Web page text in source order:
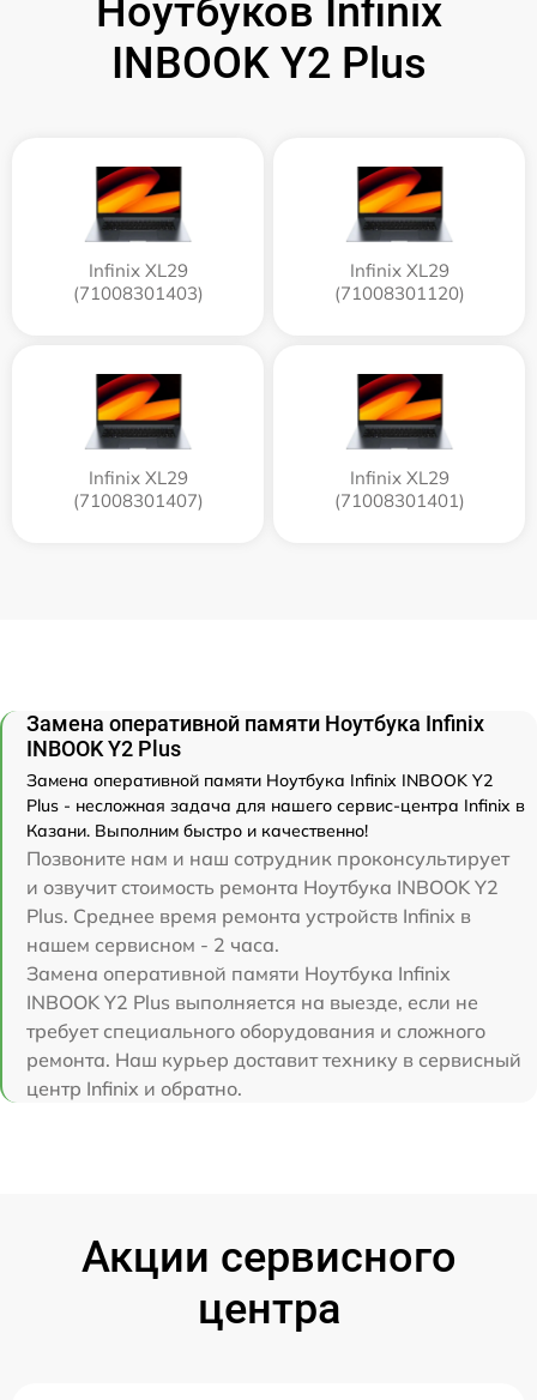
Ноутбуков Infinix
INBOOK Y2 Plus
Infinix XL29
(71008301403)
Infinix XL29
(71008301120)
Infinix XL29
(71008301407)
Infinix XL29
(71008301401)
Замена оперативной памяти Ноутбука Infinix
INBOOK Y2 Plus
Замена оперативной памяти Ноутбука Infinix INBOOK Y2
Plus - несложная задача для нашего сервис-центра Infinix в
Казани. Выполним быстро и качественно!
Позвоните нам и наш сотрудник проконсультирует
и озвучит стоимость ремонта Ноутбука INBOOK Y2
Plus. Среднее время ремонта устройств Infinix в
нашем сервисном - 2 часа.
Замена оперативной памяти Ноутбука Infinix
INBOOK Y2 Plus выполняется на выезде, если не
требует специального оборудования и сложного
ремонта. Наш курьер доставит технику в сервисный
центр Infinix и обратно.
Акции сервисного
центра